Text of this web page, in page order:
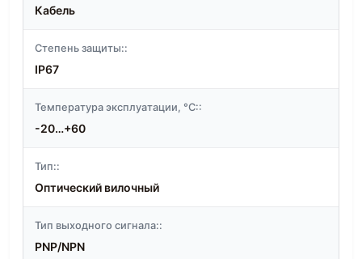
Кабель
Степень защиты::
IP67
Температура эксплуатации, °C::
-20…+60
Тип::
Оптический вилочный
Тип выходного сигнала::
PNP/NPN